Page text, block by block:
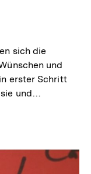
sich die
und
erster Schritt
sie und…